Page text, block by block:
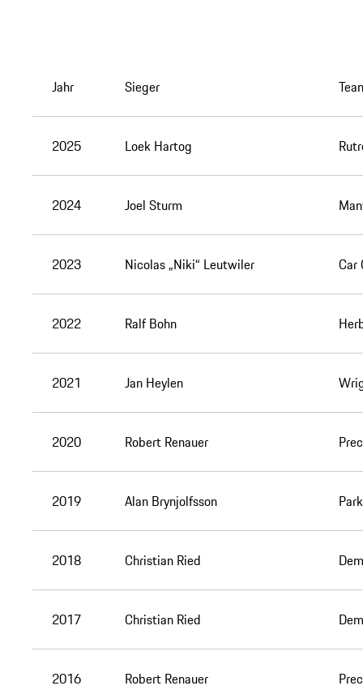
Jahr Sieger
2025 Loek Hartog
2024 Joel Sturm
2023 Nicolas „Niki“ Leutwiler Car
2022 Ralf Bohn
2021 Jan Heylen
2020 Robert Renauer
2019 Alan Brynjolfsson
2018 Christian Ried
2017 Christian Ried
2016 Robert Renauer